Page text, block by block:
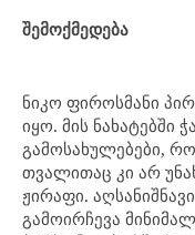
შემოქმედება
ნიკო ფიროსმანი
იყო. მის ნახატებში
გამოსახულებები,
თვალითაც კი არ
ჟირაფი.
გამოირჩევა